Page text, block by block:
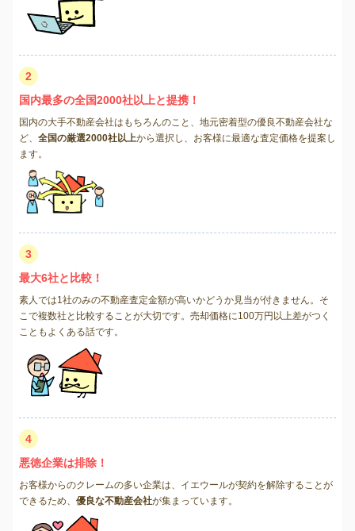
2
国内最多の全国2000社以上と提携！
国内の大手不動産会社はもちろんのこと、地元密着型の優良不動産会社な
ど、 全国の厳選2000社以上から選択し、お客様に最適な査定価格を提案し
ます。
3
最大6社と比較！
素人では1社のみの不動産査定金額が高いかどうか見当が付きません。そ
こで複数社と比較することが大切です。売却価格に100万円以上差がつく
こともよくある話です。
4
悪徳企業は排除！
お客様からのクレームの多い企業は、イエウールが契約を解除することが
できるため、 優良な不動産会社が集まっています。